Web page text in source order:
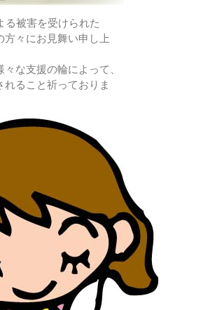
る被害を受けられた
方々にお見舞い申し上
な支援の輪によって、
ること祈っておりま